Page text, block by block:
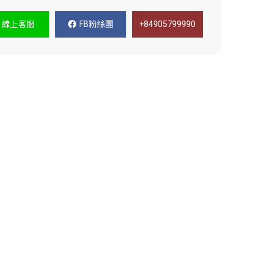
線上客服 FB粉絲團 +84905799990